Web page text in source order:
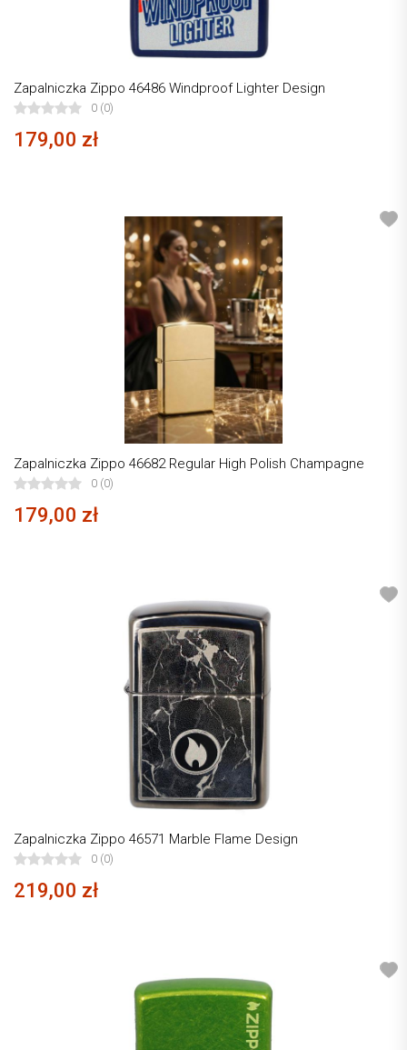
Zapalniczka Zippo 46486 Windproof Lighter Design
0 (0)
179,00 zł
Zapalniczka Zippo 46682 Regular High Polish Champagne
0 (0)
179,00 zł
Zapalniczka Zippo 46571 Marble Flame Design
0 (0)
219,00 zł